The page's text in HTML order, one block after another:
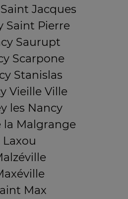
Jacques
Saint Pierre
Saurupt
Scarpone
Stanislas
Vieille Ville
les Nancy
la Malgrange
Laxou
Max